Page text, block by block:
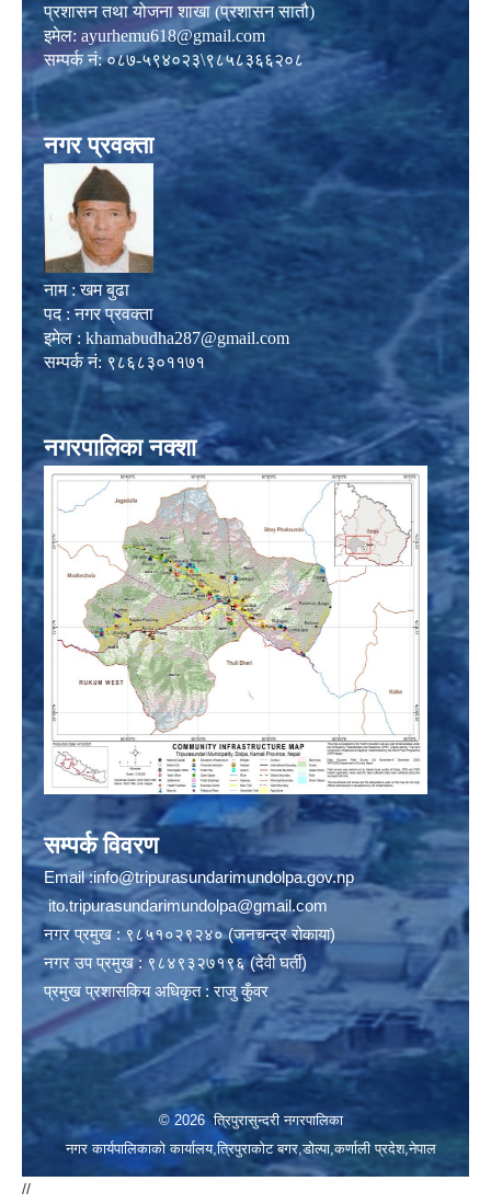
प्रशासन तथा योजना शाखा (प्रशासन सातौ)
इमेल: ayurhemu618@gmail.com
सम्पर्क नं: ०८७-५९४०२३\९८५८३६६२०८
नगर प्रवक्ता
नाम : खम बुढा
पद : नगर प्रवक्ता
इमेल : khamabudha287@gmail.com
सम्पर्क नं: ९८६८३०११७१
नगरपालिका नक्शा
सम्पर्क विवरण
Email :info@tripurasundarimundolpa.gov.np
ito.tripurasundarimundolpa@gmail.com
नगर प्रमुख : ९८५१०२९२४० (जनचन्द्र रोकाया)
नगर उप प्रमुख : ९८४९३२७१९६ (देवी घर्ती)
प्रमुख प्रशासकिय अधिकृत : राजु कुँवर
© 2026 त्रिपुरासुन्दरी नगरपालिका
नगर कार्यपालिकाको कार्यालय,त्रिपुराकोट बगर,डोल्पा,कर्णाली प्रदेश,नेपाल
//